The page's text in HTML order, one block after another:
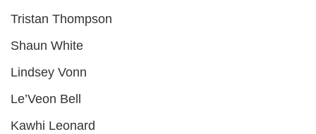
Tristan Thompson
Shaun White
Lindsey Vonn
Le’Veon Bell
Kawhi Leonard